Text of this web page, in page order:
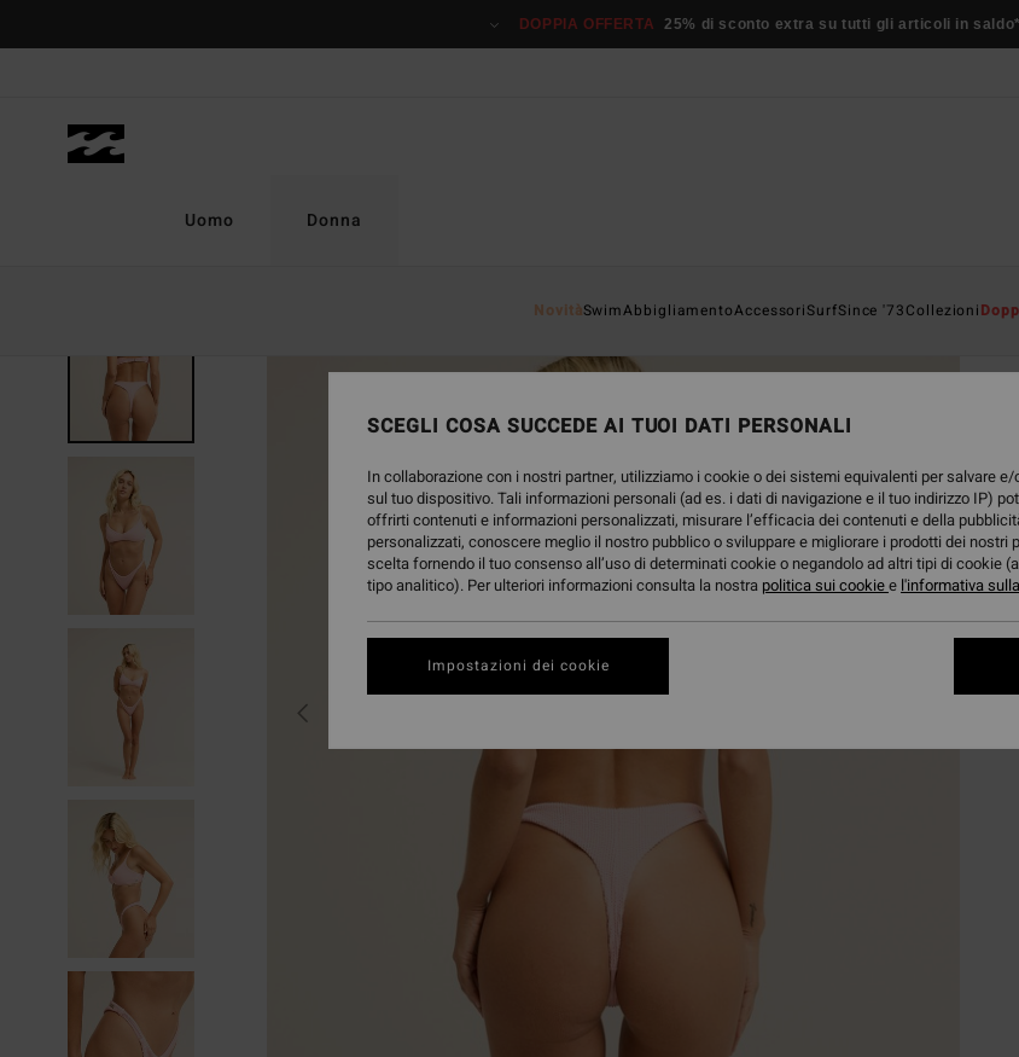
prodotto
DOPPIA OFFERTA 25% di sconto extra su tutti gli articoli in saldo*
Uomo Donna
NovitàSwimAbbigliamentoAccessoriSurfSince '73Collezioni
SCEGLI COSA SUCCEDE AI TUOI DATI PERSONALI
In collaborazione con i nostri partner, utilizziamo i cookie o dei sistemi equivalenti per salvare
sul tuo dispositivo. Tali informazioni personali (ad es. i dati di navigazione e il tuo indirizzo IP)
offrirti contenuti e informazioni personalizzati, misurare l’efficacia dei contenuti e della
personalizzati, conoscere meglio il nostro pubblico o sviluppare e migliorare i prodotti dei nostri
scelta fornendo il tuo consenso all’uso di determinati cookie o negandolo ad altri tipi di cookie
tipo analitico). Per ulteriori informazioni consulta la nostra politica sui cookiee l'informativa
Impostazioni dei cookie